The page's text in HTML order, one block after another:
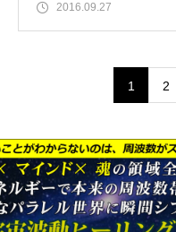
2016.09.27
1 2